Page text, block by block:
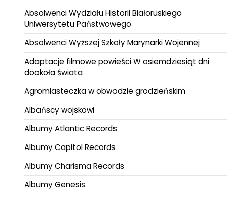
Absolwenci Wydziału Historii Białoruskiego
Uniwersytetu Państwowego
Absolwenci Wyższej Szkoły Marynarki Wojennej
Adaptacje filmowe powieści W osiemdziesiąt dni
dookoła świata
Agromiasteczka w obwodzie grodzieńskim
Albańscy wojskowi
Albumy Atlantic Records
Albumy Capitol Records
Albumy Charisma Records
Albumy Genesis